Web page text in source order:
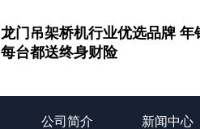
龙门吊架桥机行业优选品牌 年
每台都送终身财险
公司简介 新闻中心